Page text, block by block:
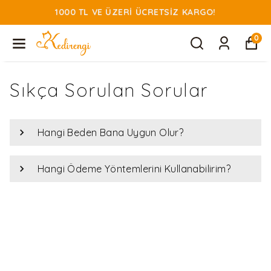
1000 TL VE ÜZERI ÜCRETSIZ KARGO!
0
Sıkça Sorulan Sorular
Hangi Beden Bana Uygun Olur?
Hangi Ödeme Yöntemlerini Kullanabilirim?